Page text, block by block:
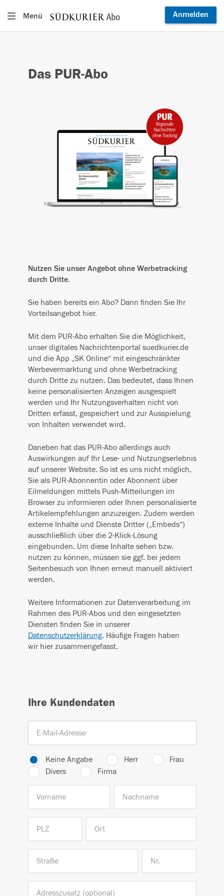
Menü Anmelden
Das PUR-Abo
Nutzen Sie unser Angebot ohne Werbetracking
durch Dritte.
Sie haben bereits ein Abo? Dann finden Sie Ihr
Vorteilsangebot hier.
Mit dem PUR-Abo erhalten Sie die Möglichkeit,
unser digitales Nachrichtenportal suedkurier.de
und die App „SK Online“ mit eingeschränkter
Werbevermarktung und ohne Werbetracking
durch Dritte zu nutzen. Das bedeutet, dass Ihnen
keine personalisierten Anzeigen ausgespielt
werden und Ihr Nutzungsverhalten nicht von
Dritten erfasst, gespeichert und zur Ausspielung
von Inhalten verwendet wird.
Daneben hat das PUR-Abo allerdings auch
Auswirkungen auf Ihr Lese- und Nutzungserlebnis
auf unserer Website. So ist es uns nicht möglich,
Sie als PUR-Abonnentin oder Abonnent über
Eilmeldungen mittels Push-Mitteilungen im
Browser zu informieren oder Ihnen personalisierte
Artikelempfehlungen anzuzeigen. Zudem werden
externe Inhalte und Dienste Dritter („Embeds“)
ausschließlich über die 2-Klick-Lösung
eingebunden. Um diese Inhalte sehen bzw.
nutzen zu können, müssen sie ggf. bei jedem
Seitenbesuch von Ihnen erneut manuell aktiviert
werden.
Weitere Informationen zur Datenverarbeitung im
Rahmen des PUR-Abos und den eingesetzten
Diensten finden Sie in unserer
Datenschutzerklärung. Häufige Fragen haben
wir hier zusammengefasst.
Ihre Kundendaten
Keine Angabe Herr
Frau
Divers
Firma